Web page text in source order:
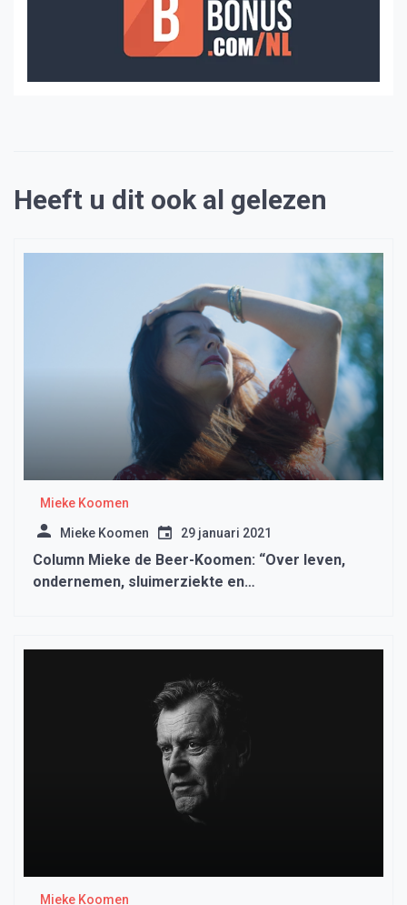
Heeft u dit ook al gelezen
Mieke Koomen
Mieke Koomen 29 januari 2021
Column Mieke de Beer-Koomen: “Over leven,
ondernemen, sluimerziekte en
Mieke Koomen